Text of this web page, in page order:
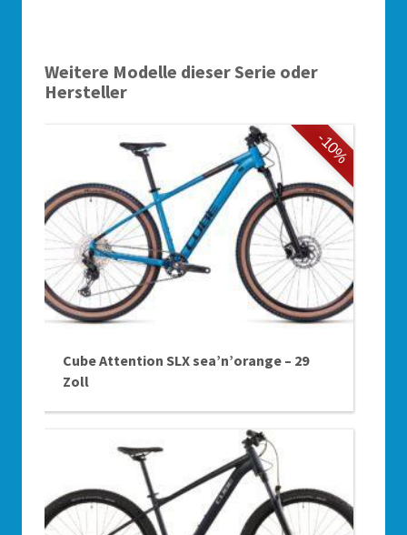
Weitere Modelle dieser Serie oder
Hersteller
-10%
Cube Attention SLX sea’n’orange – 29
Zoll